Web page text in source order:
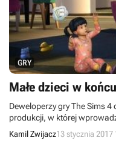
GRY
Małe dzieci w
Deweloperzy gry The Sims
produkcji, w której
nimi pojawiły się kolejne
Kamil Zwijacz13 stycznia 2017